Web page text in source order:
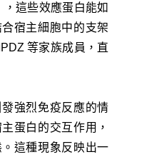
這些效應蛋白能如
宿主細胞中的支架
等家族成員，直
強烈免疫反應的情
蛋白的交互作用，
這種現象反映出一